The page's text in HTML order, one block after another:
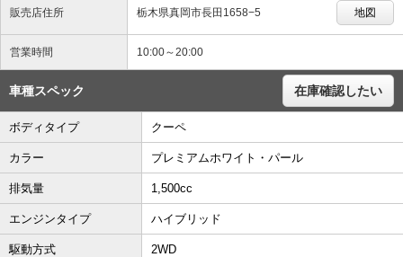
販売店住所 栃木県真岡市長田1658−5 地図
営業時間 10:00～20:00
車種スペック 在庫確認したい
ボディタイプ クーペ
カラー プレミアムホワイト・パール
排気量 1,500cc
エンジンタイプ ハイブリッド
駆動方式 2WD